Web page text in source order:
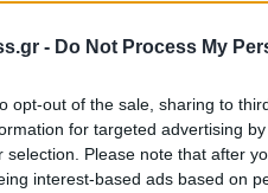
- Do Not Process My
opt-out of the sale, sharing to
for targeted advertising
selection. Please note that after
interest-based ads based on
αποτελέσματα της Google